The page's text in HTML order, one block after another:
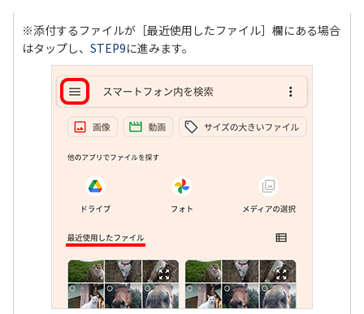
※添付するファイルが［最近使用したファイル］欄にある場合
はタップし、 STEP9に進みます。